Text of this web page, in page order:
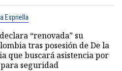
Espriella
“renovada” su
tras posesión de De la
que buscará asistencia por
seguridad